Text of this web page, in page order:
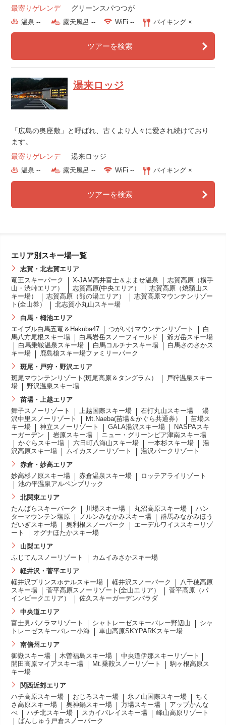
最寄りゲレンデ グリーンスパつつが
温泉 -- 露天風呂 -- WiFi -- バイキング ×
ツアーを検索
湯来ロッジ
「広島の奥座敷」と呼ばれ、古くより人々に愛され続けており
ます。
最寄りゲレンデ
湯来ロッジ
温泉 -- 露天風呂 -- WiFi -- バイキング ×
ツアーを検索
エリア別スキー場一覧
志賀・北志賀エリア
竜王スキーパーク
X-JAM高井富士＆よませ温泉
志賀高原（横手
山・渋峠エリア）
志賀高原(中央エリア）
志賀高原（焼額山ス
キー場）
志賀高原（熊の湯エリア）
志賀高原マウンテンリゾー
ト(全山券）
北志賀小丸山スキー場
白馬・栂池エリア
エイブル白馬五竜＆Hakuba47
つがいけマウンテンリゾート
白
馬八方尾根スキー場
白馬岩岳スノーフィールド
爺ガ岳スキー場
白馬乗鞍温泉スキー場
白馬コルチナスキー場
白馬さのさかス
キー場
鹿島槍スキー場ファミリーパーク
斑尾・戸狩・野沢エリア
斑尾マウンテンリゾート(斑尾高原＆タングラム）
戸狩温泉スキー
場
野沢温泉スキー場
苗場・上越エリア
舞子スノーリゾート
上越国際スキー場 石打丸山スキー場
湯
沢中里スノーリゾート
Mt.Naeba(苗場＆かぐら共通券）
苗場ス
キー場
神立スノーリゾート GALA湯沢スキー場
NASPAスキ
ーガーデン
岩原スキー場
ニュー・グリーンピア津南スキー場
かぐらスキー場
六日町八海山スキー場 一本杉スキー場
湯
沢高原スキー場
ムイカスノーリゾート
湯沢パークリゾート
赤倉・妙高エリア
妙高杉ノ原スキー場
赤倉温泉スキー場
ロッテアライリゾート
池の平温泉アルペンブリック
北関東エリア
たんばらスキーパーク
川場スキー場 丸沼高原スキー場
ハン
ターマウンテン塩原
ノルンみなかみスキー場
群馬みなかみほう
だいぎスキー場
奥利根スノーパーク
エーデルワイススキーリゾ
ート
オグナほたかスキー場
山梨エリア
ふじてんスノーリゾート
カムイみさかスキー場
軽井沢・菅平エリア
軽井沢プリンスホテルスキー場
軽井沢スノーパーク
八千穂高原
スキー場
菅平高原スノーリゾート(全山エリア）
菅平高原（パ
インビークエリア）
佐久スキーガーデンパラダ
中央道エリア
富士見パノラマリゾート
シャトレーゼスキーバレー野辺山
シャ
トレーゼスキーバレー小海
車山高原SKYPARKスキー場
南信州エリア
御嶽スキー場
木曽福島スキー場
中央道伊那スキーリゾート
開田高原マイアスキー場
Mt.乗鞍スノーリゾート
駒ヶ根高原ス
キー場
関西近郊エリア
ハチ高原スキー場
おじろスキー場 氷ノ山国際スキー場
ちく
さ高原スキー場
奥神鍋スキー場 万場スキー場
アップかんな
べ
ハチ北スキー場 スカイバレイスキー場
峰山高原リゾート
ばんしゅう戸倉スノーパーク